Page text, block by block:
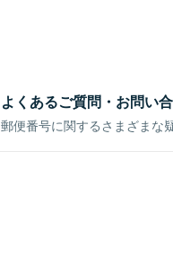
よくあるご質問・お問い
郵便番号に関するさまざまな